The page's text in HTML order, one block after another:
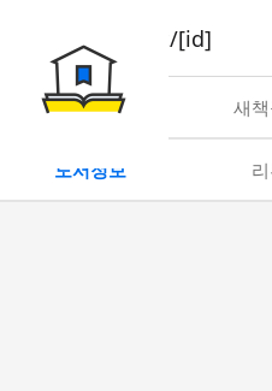
book/rent/[id]
대여 새
도서정보